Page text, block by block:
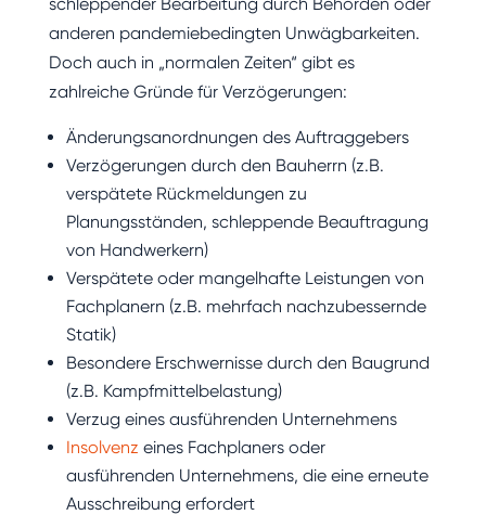
anderen pandemiebedingten Unwägbarkeiten.
Doch auch in „normalen Zeiten“ gibt es
zahlreiche Gründe für Verzögerungen:
Änderungsanordnungen des Auftraggebers
Verzögerungen durch den Bauherrn (z.B.
verspätete Rückmeldungen zu
Planungsständen, schleppende Beauftragung
von Handwerkern)
Verspätete oder mangelhafte Leistungen von
Fachplanern (z.B. mehrfach nachzubessernde
Statik)
Besondere Erschwernisse durch den Baugrund
(z.B. Kampfmittelbelastung)
Verzug eines ausführenden Unternehmens
Insolvenz eines Fachplaners oder
ausführenden Unternehmens, die eine erneute
Ausschreibung erfordert